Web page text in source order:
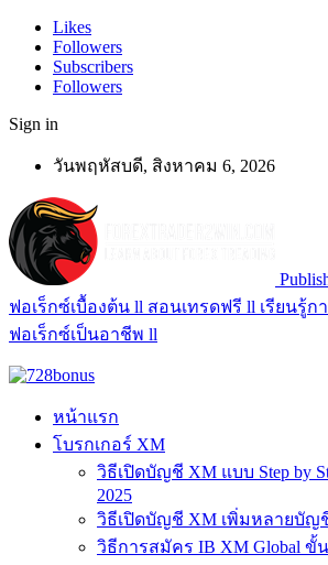
Likes
Followers
Subscribers
Followers
Sign in
วันพฤหัสบดี, สิงหาคม 6, 2026
ฟอเร็กซ์เบื้องต้น ll สอนเทรดฟรี ll เรียนรู้ก
ฟอเร็กซ์เป็นอาชีพ ll
หน้าแรก
โบรกเกอร์ XM
วิธีเปิดบัญชี XM แบบ Step by
2025
วิธีเปิดบัญชี XM เพิ่มหลายบัญ
วิธีการสมัคร IB XM Global